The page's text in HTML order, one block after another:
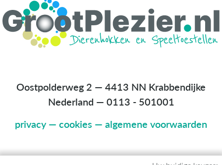
Oostpolderweg 2 — 4413 NN Krabbendijke
Nederland — 0113 - 501001
privacy— cookies — algemene voorwaarden